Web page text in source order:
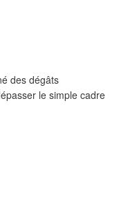
des dégâts
le simple cadre